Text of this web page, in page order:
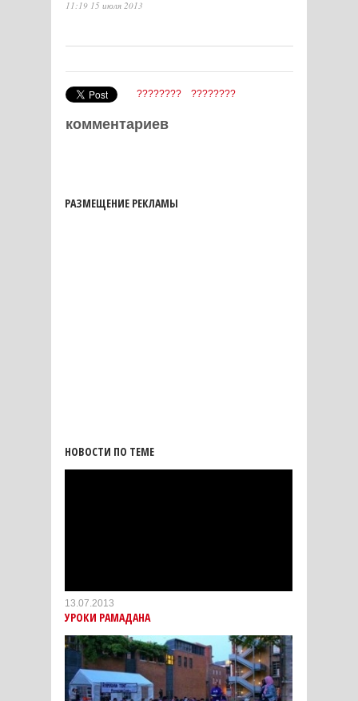
11:19 15 июля 2013
???????? ????????
комментариев
РАЗМЕЩЕНИЕ РЕКЛАМЫ
НОВОСТИ ПО ТЕМЕ
13.07.2013
УРОКИ РАМАДАНА